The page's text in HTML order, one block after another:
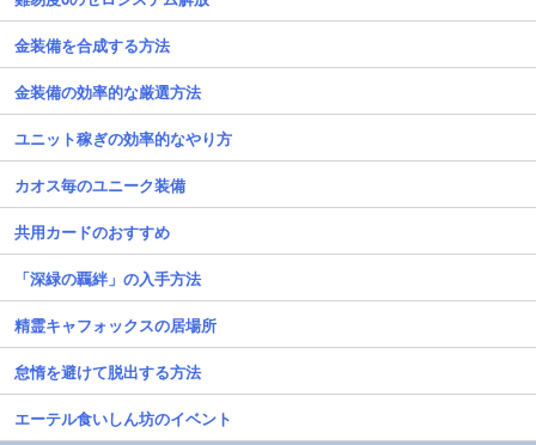
金装備を合成する方法
金装備の効率的な厳選方法
ユニット稼ぎの効率的なやり方
カオス毎のユニーク装備
共用カードのおすすめ
「深緑の覊絆」の入手方法
精霊キャフォックスの居場所
怠惰を避けて脱出する方法
エーテル食いしん坊のイベント